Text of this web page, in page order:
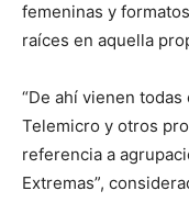
femeninas y
raíces en aquella
“De ahí vienen
Telemicro y otros
referencia a
Extremas”,